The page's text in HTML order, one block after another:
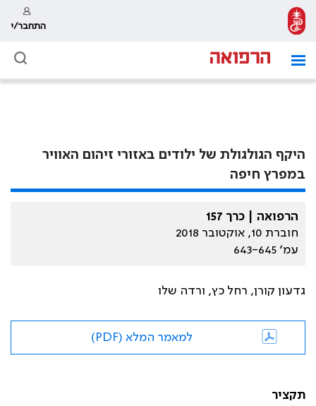
התחבר/י
היקף הגולגולת של ילודים באזורי זיהום האוויר
במפרץ חיפה
הרפואה | כרך 157
חוברת 10, אוקטובר 2018
עמ׳ 643-645
גדעון קורן, רחל כץ, ורדה שלו
למאמר המלא (PDF)
תקציר